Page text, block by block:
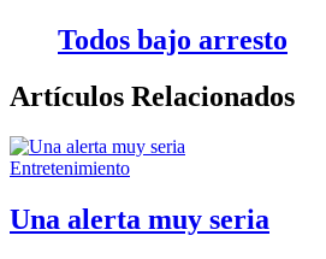
Todos bajo arresto
Artículos Relacionados
Entretenimiento
Una alerta muy seria